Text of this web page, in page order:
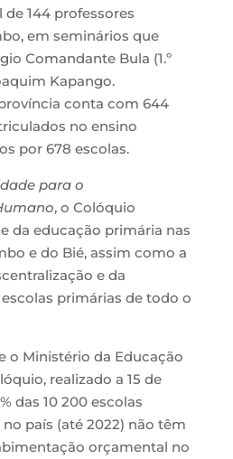
144 professores
em seminários que
Comandante Bula (1.º
Kapango.
conta com 644
no ensino
por 678 escolas.
para o
, o Colóquio
da educação primária nas
e do Bié, assim como a
e da
primárias de todo o
o Ministério da Educação
realizado a 15 de
das 10 200 escolas
país (até 2022) não têm
orçamental no